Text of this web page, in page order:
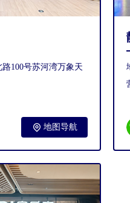
100号苏河湾万象天
地图导航